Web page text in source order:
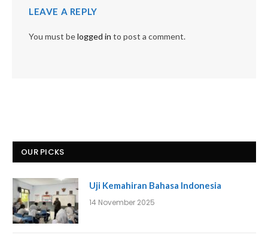
LEAVE A REPLY
You must belogged in to post a comment.
OUR PICKS
Uji Kemahiran Bahasa Indonesia
14 November 2025